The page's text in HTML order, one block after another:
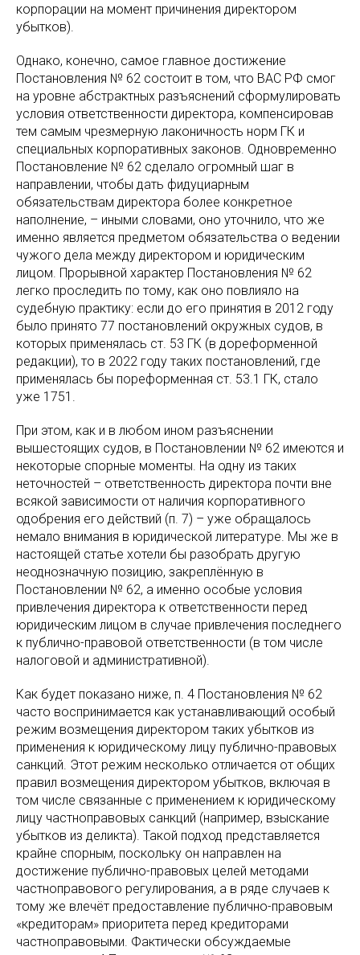
корпорации на момент причинения директором
убытков).
Однако, конечно, самое главное достижение
Постановления № 62 состоит в том, что ВАС РФ смог
на уровне абстрактных разъяснений сформулировать
условия ответственности директора, компенсировав
тем самым чрезмерную лаконичность норм ГК и
специальных корпоративных законов. Одновременно
Постановление № 62 сделало огромный шаг в
направлении, чтобы дать фидуциарным
обязательствам директора более конкретное
наполнение, – иными словами, оно уточнило, что же
именно является предметом обязательства о ведении
чужого дела между директором и юридическим
лицом. Прорывной характер Постановления № 62
легко проследить по тому, как оно повлияло на
судебную практику: если до его принятия в 2012 году
было принято 77 постановлений окружных судов, в
которых применялась ст. 53 ГК (в дореформенной
редакции), то в 2022 году таких постановлений, где
применялась бы пореформенная ст. 53.1 ГК, стало
уже 1751.
При этом, как и в любом ином разъяснении
вышестоящих судов, в Постановлении № 62 имеются и
некоторые спорные моменты. На одну из таких
неточностей – ответственность директора почти вне
всякой зависимости от наличия корпоративного
одобрения его действий (п. 7) – уже обращалось
немало внимания в юридической литературе. Мы же в
настоящей статье хотели бы разобрать другую
неоднозначную позицию, закреплённую в
Постановлении № 62, а именно особые условия
привлечения директора к ответственности перед
юридическим лицом в случае привлечения последнего
к публично-правовой ответственности (в том числе
налоговой и административной).
Как будет показано ниже, п. 4 Постановления № 62
часто воспринимается как устанавливающий особый
режим возмещения директором таких убытков из
применения к юридическому лицу публично-правовых
санкций. Этот режим несколько отличается от общих
правил возмещения директором убытков, включая в
том числе связанные с применением к юридическому
лицу частноправовых санкций (например, взыскание
убытков из деликта). Такой подход представляется
крайне спорным, поскольку он направлен на
достижение публично-правовых целей методами
частноправового регулирования, а в ряде случаев к
тому же влечёт предоставление публично-правовым
«кредиторам» приоритета перед кредиторами
частноправовыми. Фактически обсуждаемые